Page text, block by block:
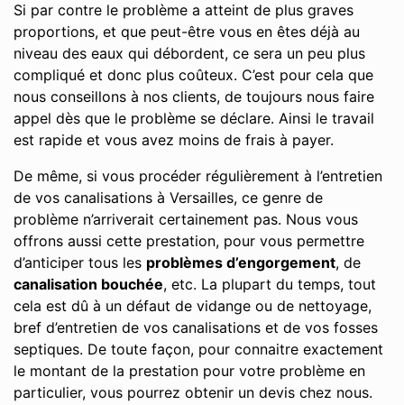
Si par contre le problème a atteint de plus graves
proportions, et que peut-être vous en êtes déjà au
niveau des eaux qui débordent, ce sera un peu plus
compliqué et donc plus coûteux. C’est pour cela que
nous conseillons à nos clients, de toujours nous faire
appel dès que le problème se déclare. Ainsi le travail
est rapide et vous avez moins de frais à payer.
De même, si vous procéder régulièrement à l’entretien
de vos canalisations à Versailles, ce genre de
problème n’arriverait certainement pas. Nous vous
offrons aussi cette prestation, pour vous permettre
d’anticiper tous les problèmes d’engorgement, de
canalisation bouchée, etc. La plupart du temps, tout
cela est dû à un défaut de vidange ou de nettoyage,
bref d’entretien de vos canalisations et de vos fosses
septiques. De toute façon, pour connaitre exactement
le montant de la prestation pour votre problème en
particulier, vous pourrez obtenir un devis chez nous.